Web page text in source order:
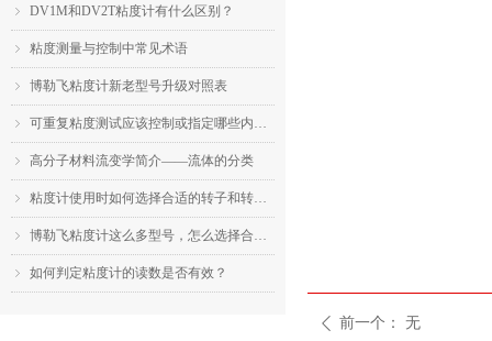
ꄴ 前一个： 无
ꁇ DV1M和DV2T粘度计有什么区别？
ꁇ 粘度测量与控制中常见术语
ꁇ 博勒飞粘度计新老型号升级对照表
ꁇ 可重复粘度测试应该控制或指定哪些内容？
ꁇ 高分子材料流变学简介——流体的分类
ꁇ 粘度计使用时如何选择合适的转子和转速？
ꁇ 博勒飞粘度计这么多型号，怎么选择合适的机型？
ꁇ 如何判定粘度计的读数是否有效？